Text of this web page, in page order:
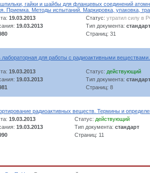
гайки и шайбы для фланцевых соединений
Приемка. Методы испытаний. Маркировка, упаковка,
19.03.2013 Статус: утратил силу в
19.03.2013 Тип документа: стандарт
Страниц: 31
лабораторная для работы с радиоактивными
19.03.2013 Статус: действующий
19.03.2013 Тип документа: стандарт
Страниц: 8
радиоактивных веществ. Термины и
19.03.2013 Статус: действующий
19.03.2013 Тип документа: стандарт
Страниц: 11